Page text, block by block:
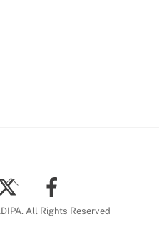
To
Top
All Rights Reserved